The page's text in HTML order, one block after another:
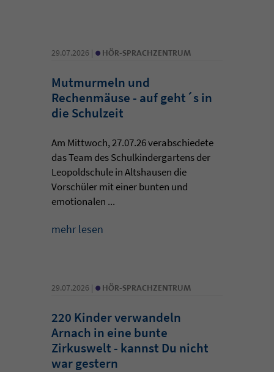
29.07.2026 | • HÖR-SPRACHZENTRUM
Mutmurmeln und
Rechenmäuse - auf geht´s in
die Schulzeit
Am Mittwoch, 27.07.26 verabschiedete
das Team des Schulkindergartens der
Leopoldschule in Altshausen die
Vorschüler mit einer bunten und
emotionalen ...
mehr lesen
29.07.2026 | • HÖR-SPRACHZENTRUM
220 Kinder verwandeln
Arnach in eine bunte
Zirkuswelt - kannst Du nicht
war gestern